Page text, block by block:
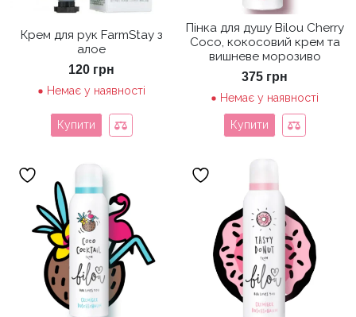
Крем для рук FarmStay з
алое
120 грн
Немає у наявності
Купити
Пінка для душу Bilou Cherry
Coco, кокосовий крем та
вишневе морозиво
375 грн
Немає у наявності
Купити